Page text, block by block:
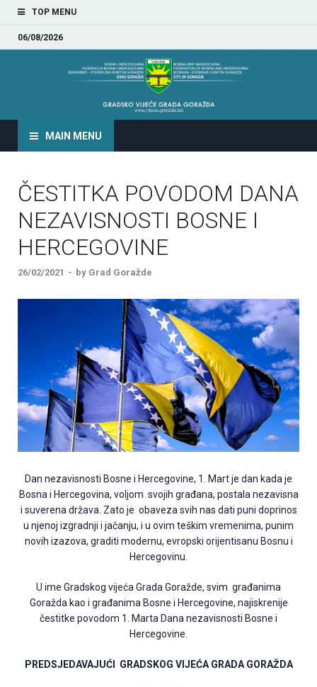
TOP MENU
06/08/2026
GRADSKO VIJEĆE GRADA
MAIN MENU
ČESTITKA POVODOM DANA
NEZAVISNOSTI BOSNE I
HERCEGOVINE
26/02/2021 - by Grad Goražde
Dan nezavisnosti Bosne i Hercegovine, 1. Mart je dan kada je
Bosna i Hercegovina, voljom svojih građana, postala nezavisna
i suverena država. Zato je obaveza svih nas dati puni doprinos
u njenoj izgradnji i jačanju, i u ovim teškim vremenima, punim
novih izazova, graditi modernu, evropski orijentisanu Bosnu i
Hercegovinu.
U ime Gradskog vijeća Grada Goražde, svim građanima
Goražda kao i građanima Bosne i Hercegovine, najiskrenije
čestitke povodom 1. Marta Dana nezavisnosti Bosne i
Hercegovine.
PREDSJEDAVAJUĆI GRADSKOG VIJEĆAGRADA GORAŽDA